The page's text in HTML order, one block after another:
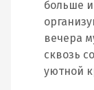
больше
вечера
сквозь
уютной